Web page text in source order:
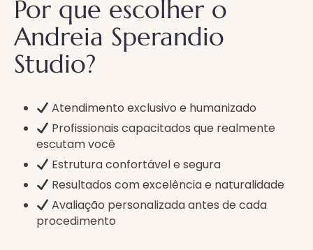
Por que escolher o
Andreia Sperandio
Studio?
Atendimento exclusivo e humanizado
Profissionais capacitados que realmente
escutam você
Estrutura confortável e segura
Resultados com excelência e naturalidade
Avaliação personalizada antes de cada
procedimento